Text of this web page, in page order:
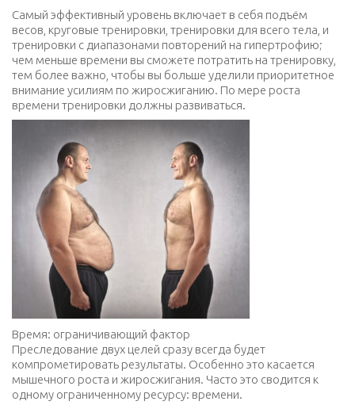
Самый эффективный уровень включает в себя подъём
весов, круговые тренировки, тренировки для всего тела, и
тренировки с диапазонами повторений на гипертрофию;
чем меньше времени вы сможете потратить на тренировку,
тем более важно, чтобы вы больше уделили приоритетное
внимание усилиям по жиросжиганию. По мере роста
времени тренировки должны развиваться.
Время: ограничивающий фактор
Преследование двух целей сразу всегда будет
компрометировать результаты. Особенно это касается
мышечного роста и жиросжигания. Часто это сводится к
одному ограниченному ресурсу: времени.